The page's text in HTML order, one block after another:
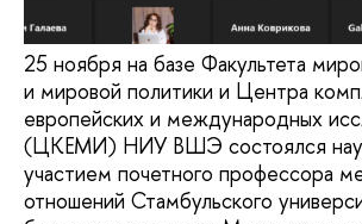
25 ноября на базе Факультета
и мировой политики и Центра
европейских и международных
(ЦКЕМИ) НИУ ВШЭ состоялся
участием почетного профессора
отношений Стамбульского